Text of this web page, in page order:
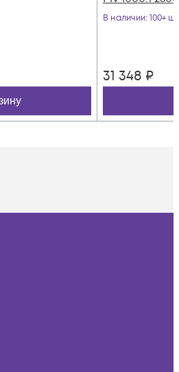
В наличии: 100+ шт
31 348 ₽